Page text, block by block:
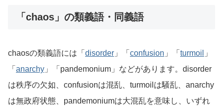
「chaos」の類義語・同義語
chaosの類義語には「 disorder 」「 confusion 」「 turmoil
」
「 anarchy 」「pandemonium」などがあります。disorder
は秩序の欠如、confusionは混乱、turmoilは騒乱、anarchy
は無政府状態、pandemoniumは大混乱を意味し、いずれ